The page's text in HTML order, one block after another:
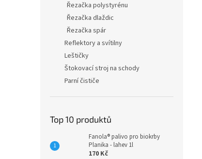
Řezačka polystyrénu
Řezačka dlaždic
Řezačka spár
Reflektory a svítilny
Leštičky
Štokovací stroj na schody
Parní čističe
Top 10 produktů
Fanola® palivo pro biokrby
Planika - lahev 1l
170 Kč